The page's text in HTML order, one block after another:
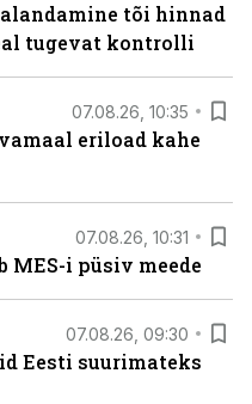
tõi hinnad
tugevat kontrolli
07.08.26, 10:35
eriload kahe
07.08.26, 10:31
MES-i püsiv meede
07.08.26, 09:30
Eesti suurimateks